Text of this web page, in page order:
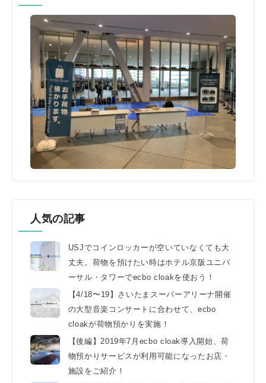
人気の記事
USJでコインロッカーが空いていなくても大
丈夫。荷物を預けたい時はホテル京阪ユニバ
ーサル・タワーでecbo cloakを使おう！
【4/18〜19】さいたまスーパーアリーナ開催
の大型音楽コンサートに合わせて、ecbo
cloakが荷物預かりを実施！
【後編】2019年7月ecbo cloak導入開始、荷
物預かりサービスが利用可能になったお店・
施設をご紹介！